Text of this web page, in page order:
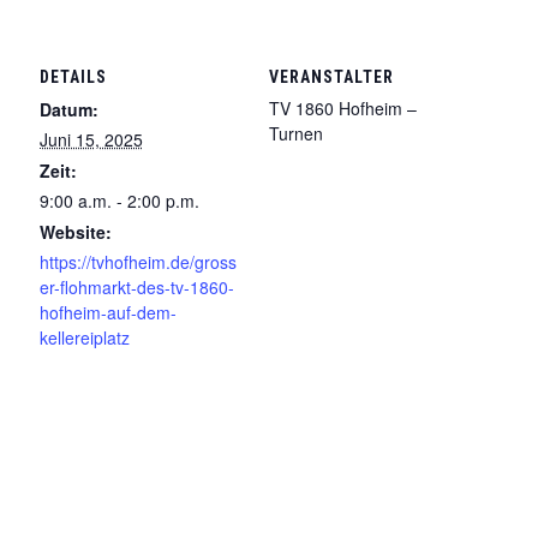
DETAILS
Datum:
Juni 15, 2025
Zeit:
9:00 a.m. - 2:00 p.m.
Website:
https://tvhofheim.de/gross
er-flohmarkt-des-tv-1860-
hofheim-auf-dem-
kellereiplatz
VERANSTALTER
TV 1860 Hofheim –
Turnen